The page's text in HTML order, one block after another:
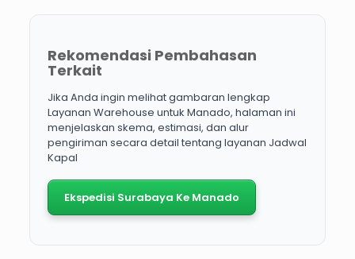
Rekomendasi Pembahasan
Terkait
Jika Anda ingin melihat gambaran lengkap
Layanan Warehouse untuk Manado, halaman ini
menjelaskan skema, estimasi, dan alur
pengiriman secara detail tentang layanan Jadwal
Kapal
Ekspedisi Surabaya Ke Manado